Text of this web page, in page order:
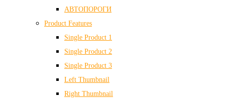
АВТОПОРОГИ
Product Features
Single Product 1
Single Product 2
Single Product 3
Left Thumbnail
Right Thumbnail